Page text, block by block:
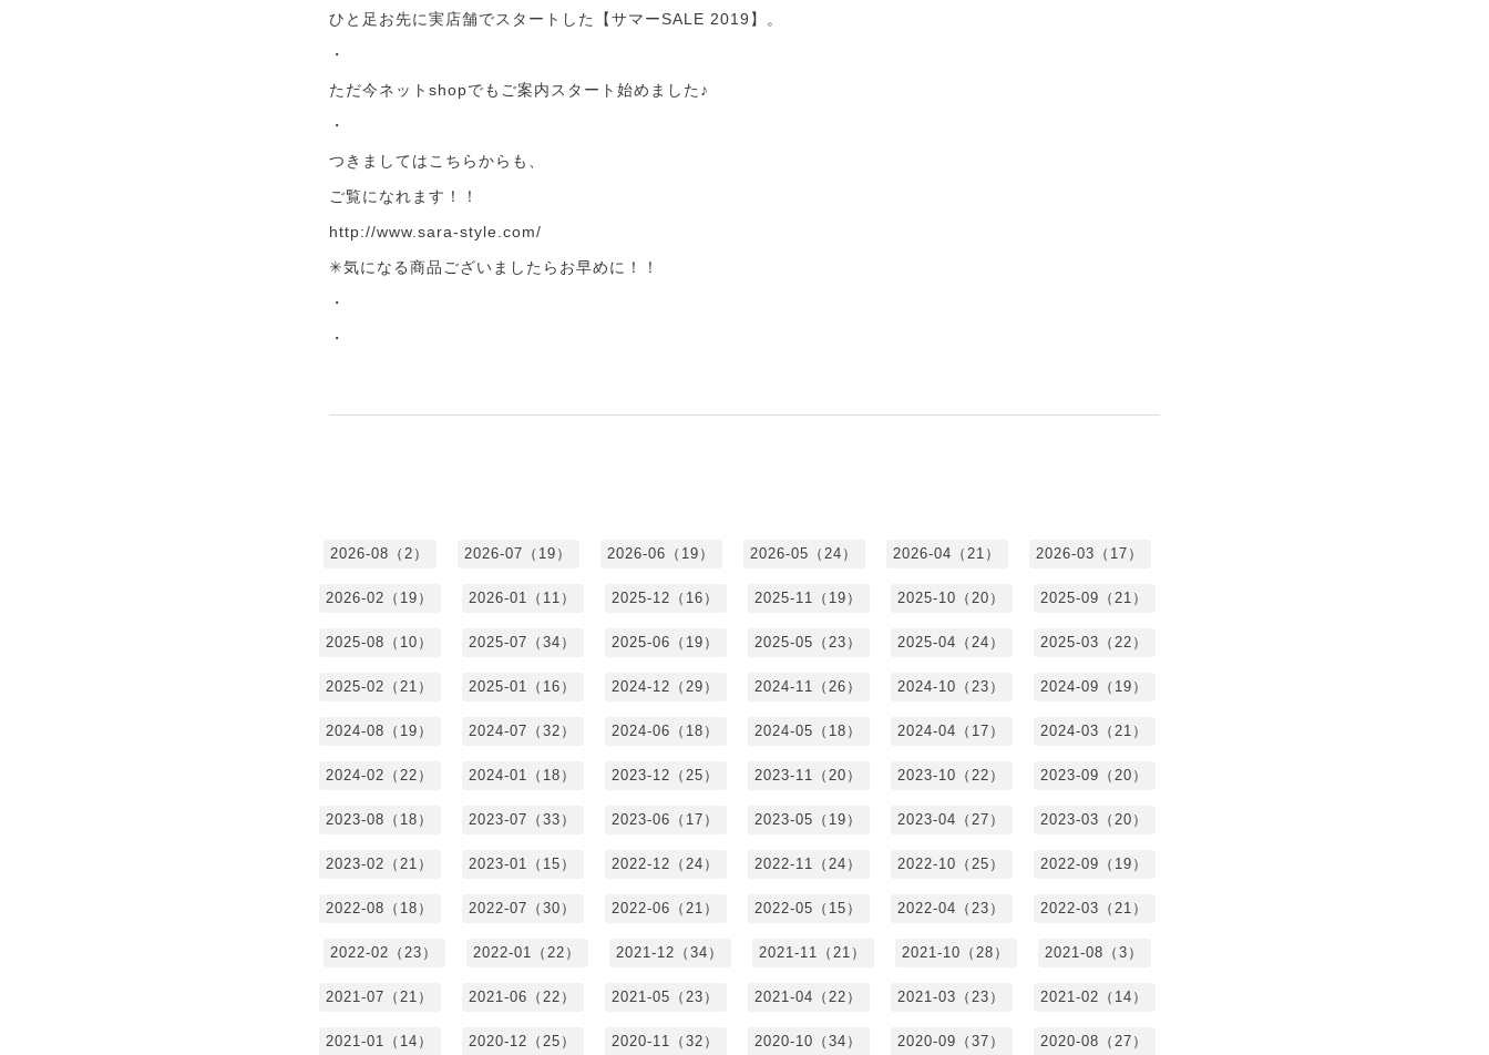
ひと足お先に実店舗でスタートした【サマーSALE 2019】。
・
ただ今ネットshopでもご案内スタート始めました♪
・
つきましてはこちらからも、
ご覧になれます！！
http://www.sara-style.com/
✳︎気になる商品ございましたらお早めに！！
・
・
2026-08（2） 2026-07（19） 2026-06（19） 2026-05（24） 2026-04（21） 2026-03（17）
2026-02（19） 2026-01（11） 2025-12（16） 2025-11（19） 2025-10（20） 2025-09（21）
2025-08（10） 2025-07（34） 2025-06（19） 2025-05（23） 2025-04（24） 2025-03（22）
2025-02（21） 2025-01（16） 2024-12（29） 2024-11（26） 2024-10（23） 2024-09（19）
2024-08（19） 2024-07（32） 2024-06（18） 2024-05（18） 2024-04（17） 2024-03（21）
2024-02（22） 2024-01（18） 2023-12（25） 2023-11（20） 2023-10（22） 2023-09（20）
2023-08（18） 2023-07（33） 2023-06（17） 2023-05（19） 2023-04（27） 2023-03（20）
2023-02（21） 2023-01（15） 2022-12（24） 2022-11（24） 2022-10（25） 2022-09（19）
2022-08（18） 2022-07（30） 2022-06（21） 2022-05（15） 2022-04（23） 2022-03（21）
2022-02（23） 2022-01（22） 2021-12（34） 2021-11（21） 2021-10（28） 2021-08（3）
2021-07（21） 2021-06（22） 2021-05（23） 2021-04（22） 2021-03（23） 2021-02（14）
2021-01（14） 2020-12（25） 2020-11（32） 2020-10（34） 2020-09（37） 2020-08（27）